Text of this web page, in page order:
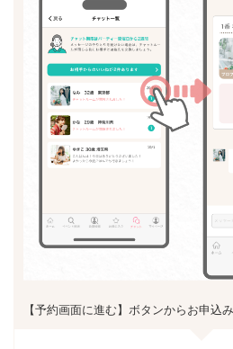
【予約画面に進む】ボタンからお申込